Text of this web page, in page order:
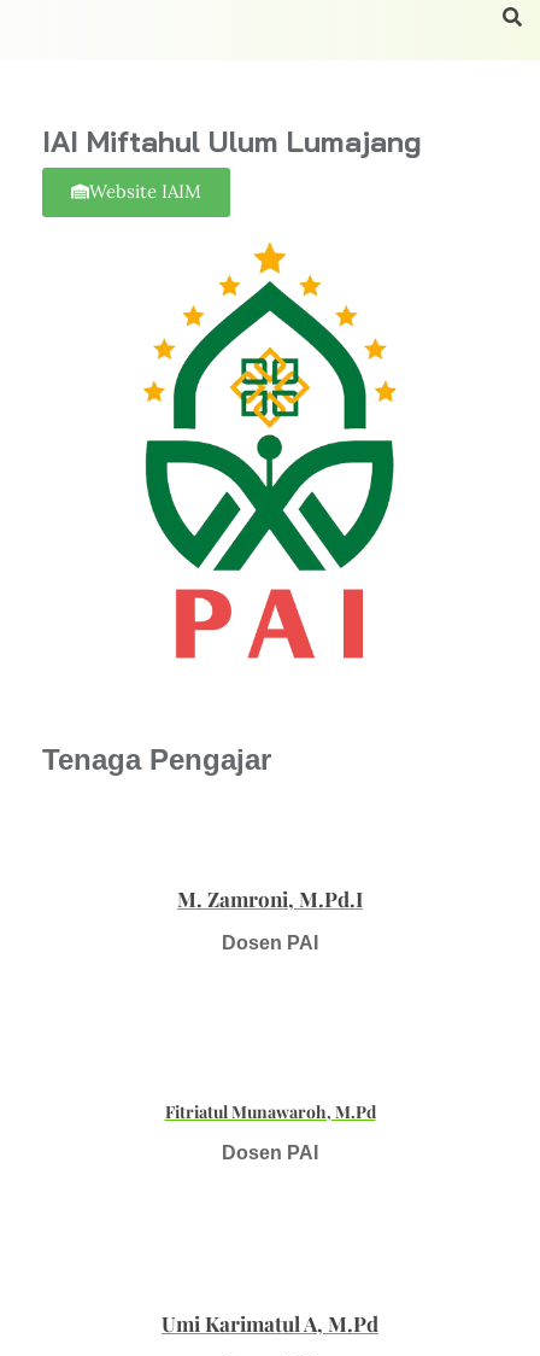
IAI Miftahul Ulum Lumajang
Website IAIM
Tenaga Pengajar
M. Zamroni, M.Pd.I
Dosen PAI
Fitriatul Munawaroh, M.Pd
Dosen PAI
Umi Karimatul A, M.Pd